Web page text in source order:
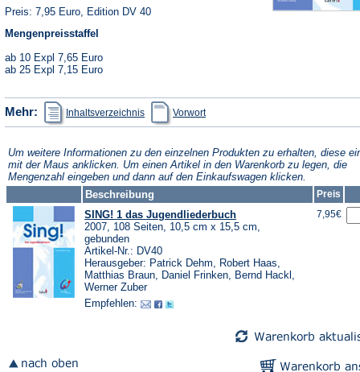
Preis: 7,95 Euro, Edition DV 40
Mengenpreisstaffel
ab 10 Expl 7,65 Euro
ab 25 Expl 7,15 Euro
Mehr: Inhaltsverzeichnis
(Öffnet
in
einem
Tab)
Vorwortin
einem
Tab)
Um weitere Informationen zu den einzelnen Produkten zu erhalten, diese
mit der Maus anklicken. Um einen Artikel in den Warenkorb zu legen, die
Mengenzahl eingeben und dann auf den Einkaufswagen klicken.
Beschreibung
Preis
SING! 1 das Jugendliederbuch
2007, 108 Seiten, 10,5 cm x 15,5 cm,
gebunden
Artikel-Nr.: DV40
Herausgeber: Patrick Dehm, Robert Haas,
Matthias Braun, Daniel Frinken, Bernd Hackl,
Werner Zuber
Empfehlen:
7,95€